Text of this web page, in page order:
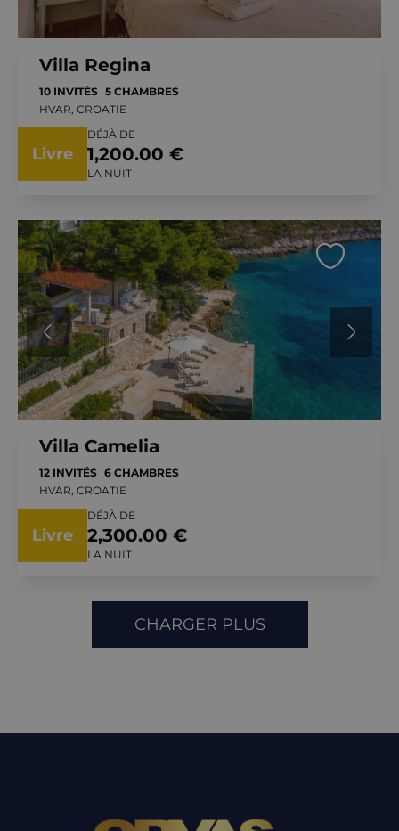
Villa Regina
10 INVITÉS 5 CHAMBRES
HVAR, CROATIE
Livre
DÉJÀ DE
1,200.00 €
LA NUIT
Villa Camelia
12 INVITÉS 6 CHAMBRES
HVAR, CROATIE
Livre
DÉJÀ DE
2,300.00 €
LA NUIT
CHARGER PLUS